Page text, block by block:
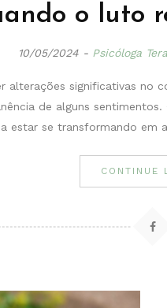
o luto
10/05/2024 - Psicóloga
alterações significativas no
de alguns
estar se transformando em
CONTINUE